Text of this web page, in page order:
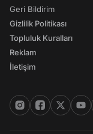
Geri Bildirim
Gizlilik Politikası
Topluluk Kuralları
Reklam
İletişim